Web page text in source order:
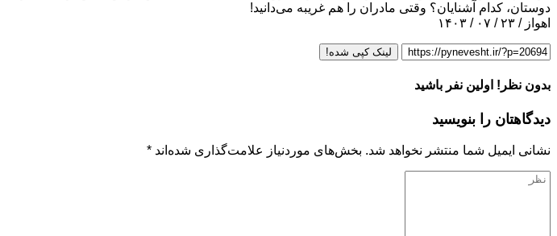
دوستان، کدام آشنایان؟ وقتی مادران را هم غریبه می‌دانید!
اهواز / ۲۳ / ۰۷ / ۱۴۰۳
لینک کپی شده!
بدون نظر! اولین نفر باشید
دیدگاهتان را بنویسید
نشانی ایمیل شما منتشر نخواهد شد. بخش‌های موردنیاز علامت‌گذاری شده‌اند *